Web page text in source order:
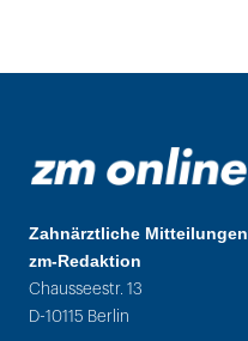
Zahnärztliche Mitteilungen
zm-Redaktion
Chausseestr. 13
D-10115 Berlin